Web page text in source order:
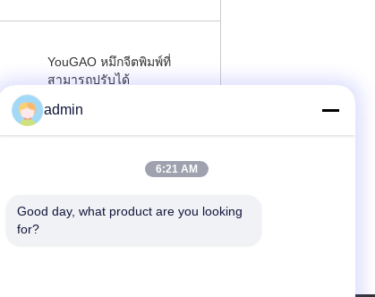
YouGAO หมึกจีตพิมพ์ที่
สามารถปรับได้
admin
6:21 AM
Good day, what product are you looking
for?